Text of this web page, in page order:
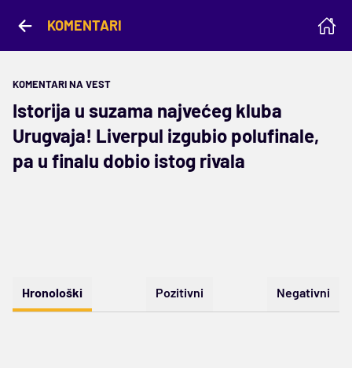
KOMENTARI
KOMENTARI NA VEST
Istorija u suzama najvećeg kluba
Urugvaja! Liverpul izgubio polufinale,
pa u finalu dobio istog rivala
Hronološki Pozitivni Negativni